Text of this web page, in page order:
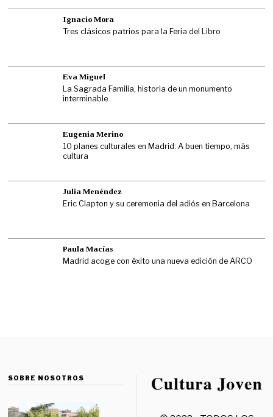
Ignacio Mora
Tres clásicos patrios para la Feria del Libro
Eva Miguel
La Sagrada Familia, historia de un monumento
interminable
Eugenia Merino
10 planes culturales en Madrid: A buen tiempo, más
cultura
Julia Menéndez
Eric Clapton y su ceremonia del adiós en Barcelona
Paula Macías
Madrid acoge con éxito una nueva edición de ARCO
SOBRE NOSOTROS